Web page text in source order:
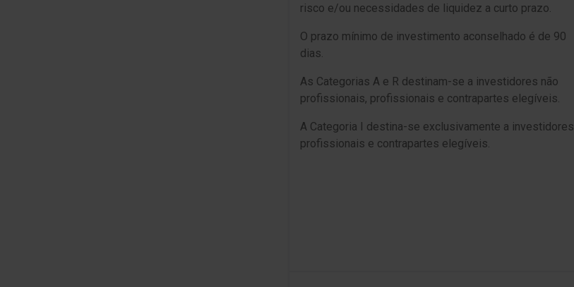
risco e/ou necessidades de liquidez a curto prazo.
O prazo mínimo de investimento aconselhado é de 90
dias.
As Categorias A e R destinam-se a investidores não
profissionais, profissionais e contrapartes elegíveis.
A Categoria I destina-se exclusivamente a investidores
profissionais e contrapartes elegíveis.